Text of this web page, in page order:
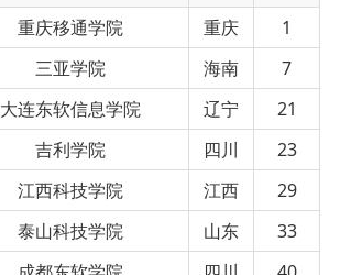
重庆移通学院 重庆
1
三亚学院 海南
7
大连东软信息学院 辽宁
21
吉利学院 四川
23
江西科技学院 江西
29
泰山科技学院 山东
33